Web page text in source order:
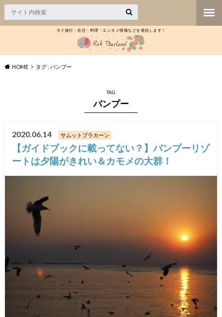
タイ旅行・在住・料理・エンタメ情報などを発信します！
HOME タグ : バンプー
TAG
バンプー
2020.06.14 サムットプラカーン
【ガイドブックに載ってない？】バンプーリゾ
ートは夕陽がきれい＆カモメの大群！